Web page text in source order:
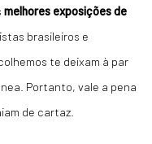
melhores exposições de
brasileiros e
te deixam à par
Portanto, vale a pena
de cartaz.